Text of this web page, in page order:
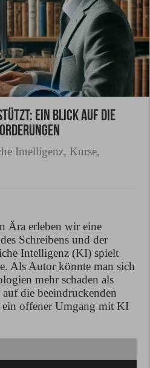
Ein Blick auf die
Intelligenz, Kurse,
Ära erleben wir eine
Schreibens und der
Intelligenz (KI) spielt
Als Autor könnte man sich
mehr schaden als
die beeindruckenden
ein offener Umgang mit KI